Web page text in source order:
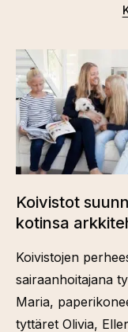
Koivistot
kotinsa
Koivistojen
sairaanhoitajana
Maria,
tyttäret Olivia,